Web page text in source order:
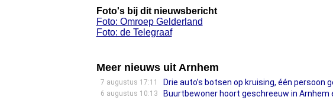
Foto's bij dit nieuwsbericht
Foto: Omroep Gelderland
Foto: de Telegraaf
Meer nieuws uit Arnhem
7 augustus 17:11 Drie auto’s botsen op kruising, één persoon
6 augustus 10:13 Buurtbewoner hoort geschreeuw in Arnhem